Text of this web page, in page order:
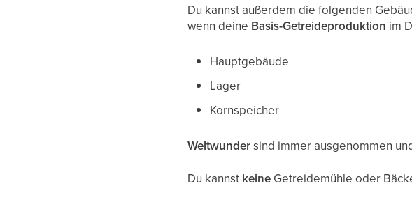
Du kannst außerdem die folgenden
wenn deine Basis-Getreideproduktion im
Hauptgebäude
Lager
Kornspeicher
Weltwundersind immer ausgenommen
Du kannst keine Getreidemühle oder